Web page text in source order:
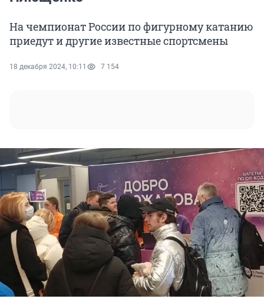
На чемпионат России по фигурному катанию
приедут и другие известные спортсмены
18 декабря 2024, 10:11 7 154